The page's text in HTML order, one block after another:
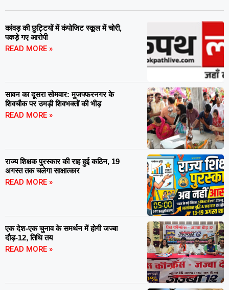
कांवड़ की छुट्टियों में कंपाेजिट स्कूल में चोरी,
पकड़े गए आरोपी
READ MORE »
सावन का दूसरा सोमवार: मुजफ्फरनगर के
शिवचौक पर उमड़ी शिवभक्तों की भीड़
READ MORE »
राज्य शिक्षक पुरस्कार की राह हुई कठिन, 19
अगस्त तक चलेगा साक्षात्कार
READ MORE »
एक देश-एक चुनाव के समर्थन में होगी जज्बा
दौड़-12, तिथि तय
READ MORE »